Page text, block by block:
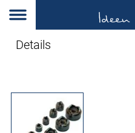
Details